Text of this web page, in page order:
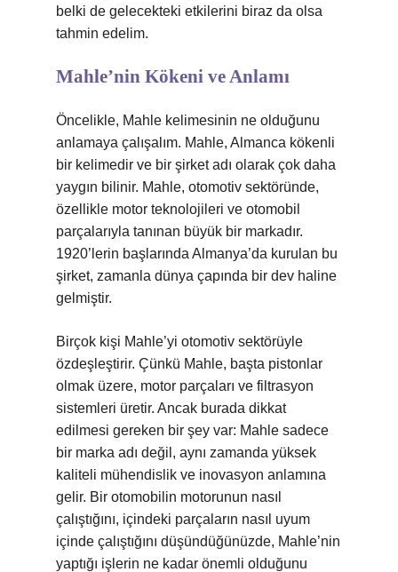
belki de gelecekteki etkilerini biraz da olsa
tahmin edelim.
Mahle’nin Kökeni ve Anlamı
Öncelikle, Mahle kelimesinin ne olduğunu
anlamaya çalışalım. Mahle, Almanca kökenli
bir kelimedir ve bir şirket adı olarak çok daha
yaygın bilinir. Mahle, otomotiv sektöründe,
özellikle motor teknolojileri ve otomobil
parçalarıyla tanınan büyük bir markadır.
1920’lerin başlarında Almanya’da kurulan bu
şirket, zamanla dünya çapında bir dev haline
gelmiştir.
Birçok kişi Mahle’yi otomotiv sektörüyle
özdeşleştirir. Çünkü Mahle, başta pistonlar
olmak üzere, motor parçaları ve filtrasyon
sistemleri üretir. Ancak burada dikkat
edilmesi gereken bir şey var: Mahle sadece
bir marka adı değil, aynı zamanda yüksek
kaliteli mühendislik ve inovasyon anlamına
gelir. Bir otomobilin motorunun nasıl
çalıştığını, içindeki parçaların nasıl uyum
içinde çalıştığını düşündüğünüzde, Mahle’nin
yaptığı işlerin ne kadar önemli olduğunu